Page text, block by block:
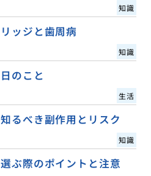
知識
ッジと歯周病
知識
のこと
生活
るべき副作用とリスク
知識
ぶ際のポイントと注意